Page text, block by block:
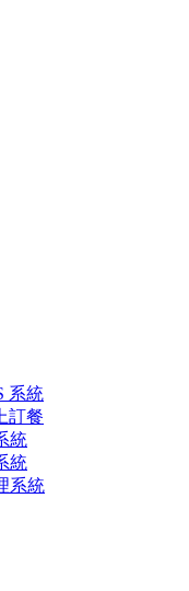
系統
訂餐
統
統
系統